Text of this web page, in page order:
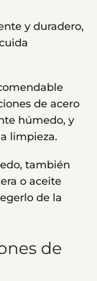
y duradero,
de acero
húmedo, y
limpieza.
también
o aceite
de la
de